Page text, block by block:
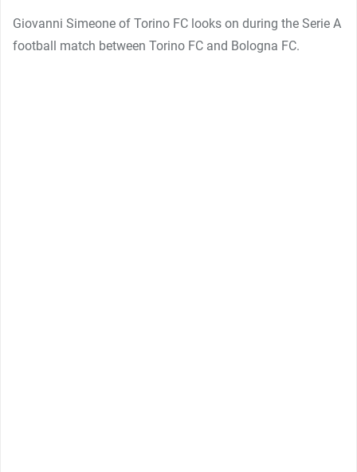
Giovanni Simeone of Torino FC looks on during the Serie A
football match between Torino FC and Bologna FC.